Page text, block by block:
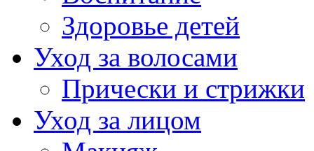
Здоровье детей
Уход за волосами
Прически и стрижки
Уход за лицом